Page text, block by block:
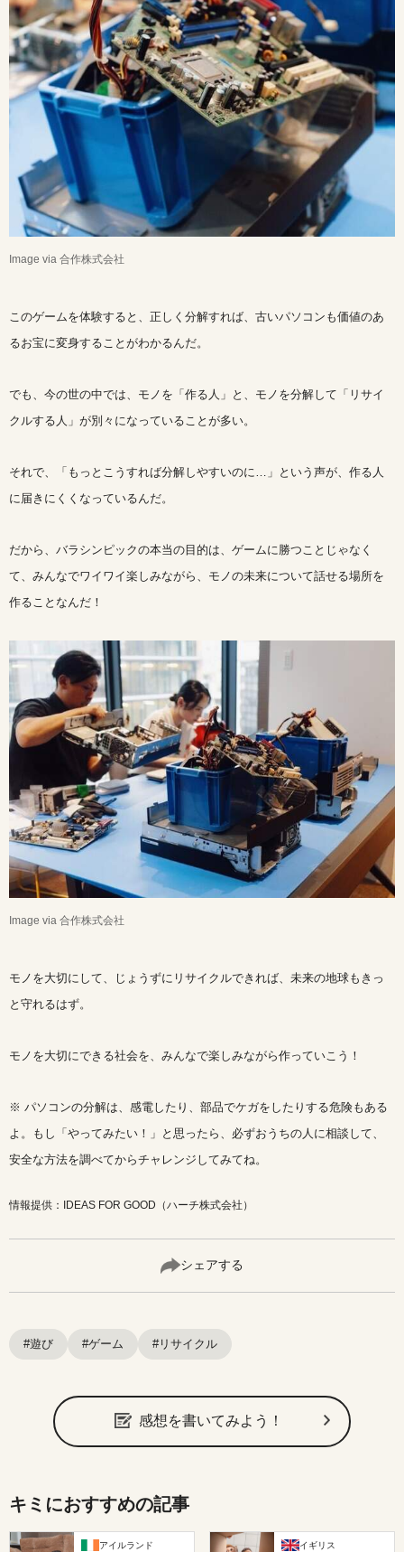
Image via 合作株式会社
このゲームを体験すると、正しく分解すれば、古いパソコンも価値のあ
るお宝に変身することがわかるんだ。
でも、今の世の中では、モノを「作る人」と、モノを分解して「リサイ
クルする人」が別々になっていることが多い。
それで、「もっとこうすれば分解しやすいのに…」という声が、作る人
に届きにくくなっているんだ。
だから、バラシンピックの本当の目的は、ゲームに勝つことじゃなく
て、みんなでワイワイ楽しみながら、モノの未来について話せる場所を
作ることなんだ！
Image via 合作株式会社
モノを大切にして、じょうずにリサイクルできれば、未来の地球もきっ
と守れるはず。
モノを大切にできる社会を、みんなで楽しみながら作っていこう！
※ パソコンの分解は、感電したり、部品でケガをしたりする危険もある
よ。もし「やってみたい！」と思ったら、必ずおうちの人に相談して、
安全な方法を調べてからチャレンジしてみてね。
情報提供：IDEAS FOR GOOD（ハーチ株式会社）
シェアする
#遊び #ゲーム #リサイクル
感想を書いてみよう！
キミにおすすめの記事
アイルランド イギリス